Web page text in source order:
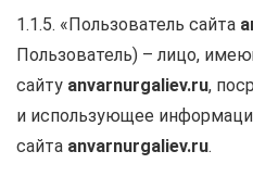
1.1.5. «Пользователь сайта
Пользователь) – лицо,
сайту anvarnurgaliev.ru,
и использующее
сайта anvarnurgaliev.ru.